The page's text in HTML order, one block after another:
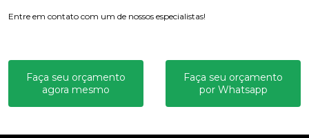
Entre em contato com um de nossos especialistas!
Faça seu orçamento
agora mesmo
Faça seu orçamento
por Whatsapp